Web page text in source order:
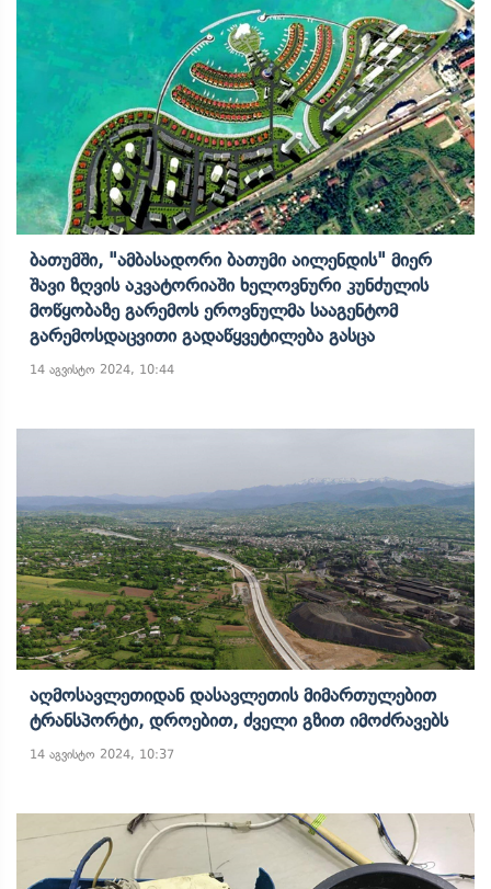
Ბათუმში, "ამბასადორი Ბათუმი Აილენდის" Მიერ
Შავი Ზღვის Აკვატორიაში Ხელოვნური Კუნძულის
Მოწყობაზე Გარემოს Ეროვნულმა Სააგენტომ
Გარემოსდაცვითი Გადაწყვეტილება Გასცა
14 აგვისტო 2024, 10:44
Აღმოსავლეთიდან Დასავლეთის Მიმართულებით
Ტრანსპორტი, Დროებით, Ძველი Გზით Იმოძრავებს
14 აგვისტო 2024, 10:37